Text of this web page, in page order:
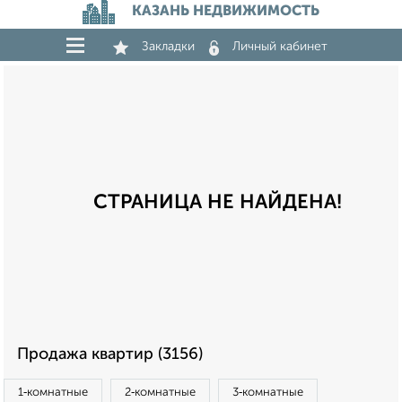
КАЗАНЬ НЕДВИЖИМОСТЬ
Закладки Личный кабинет
СТРАНИЦА НЕ НАЙДЕНА!
Продажа квартир (3156)
1‑комнатные 2‑комнатные 3‑комнатные